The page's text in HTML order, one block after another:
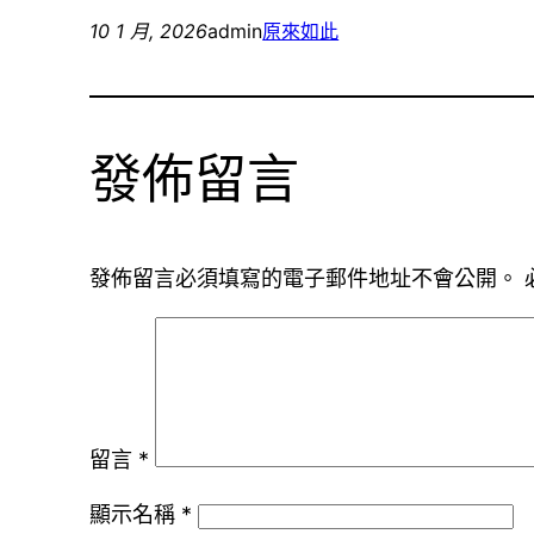
10 1 月, 2026admin原來如此
發佈留言
發佈留言必須填寫的電子郵件地址不會公開。
留言 *
顯示名稱 *